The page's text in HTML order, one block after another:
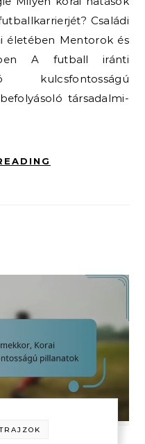
Családi
életében Mentorok és
A futball iránti
kulcsfontosságú
társadalmi-